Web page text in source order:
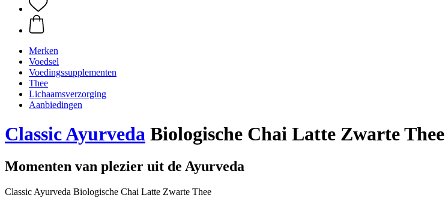
Merken
Voedsel
Voedingssupplementen
Thee
Lichaamsverzorging
Aanbiedingen
Classic Ayurveda Biologische Chai Latte Zwarte Thee
Momenten van plezier uit de Ayurveda
Classic Ayurveda Biologische Chai Latte Zwarte Thee